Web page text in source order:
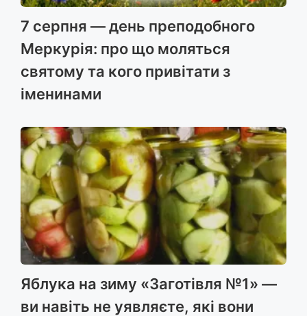
7 серпня — день преподобного
Меркурія: про що моляться
святому та кого привітати з
іменинами
Яблука на зиму «Заготівля №1» —
ви навіть не уявляєте, які вони